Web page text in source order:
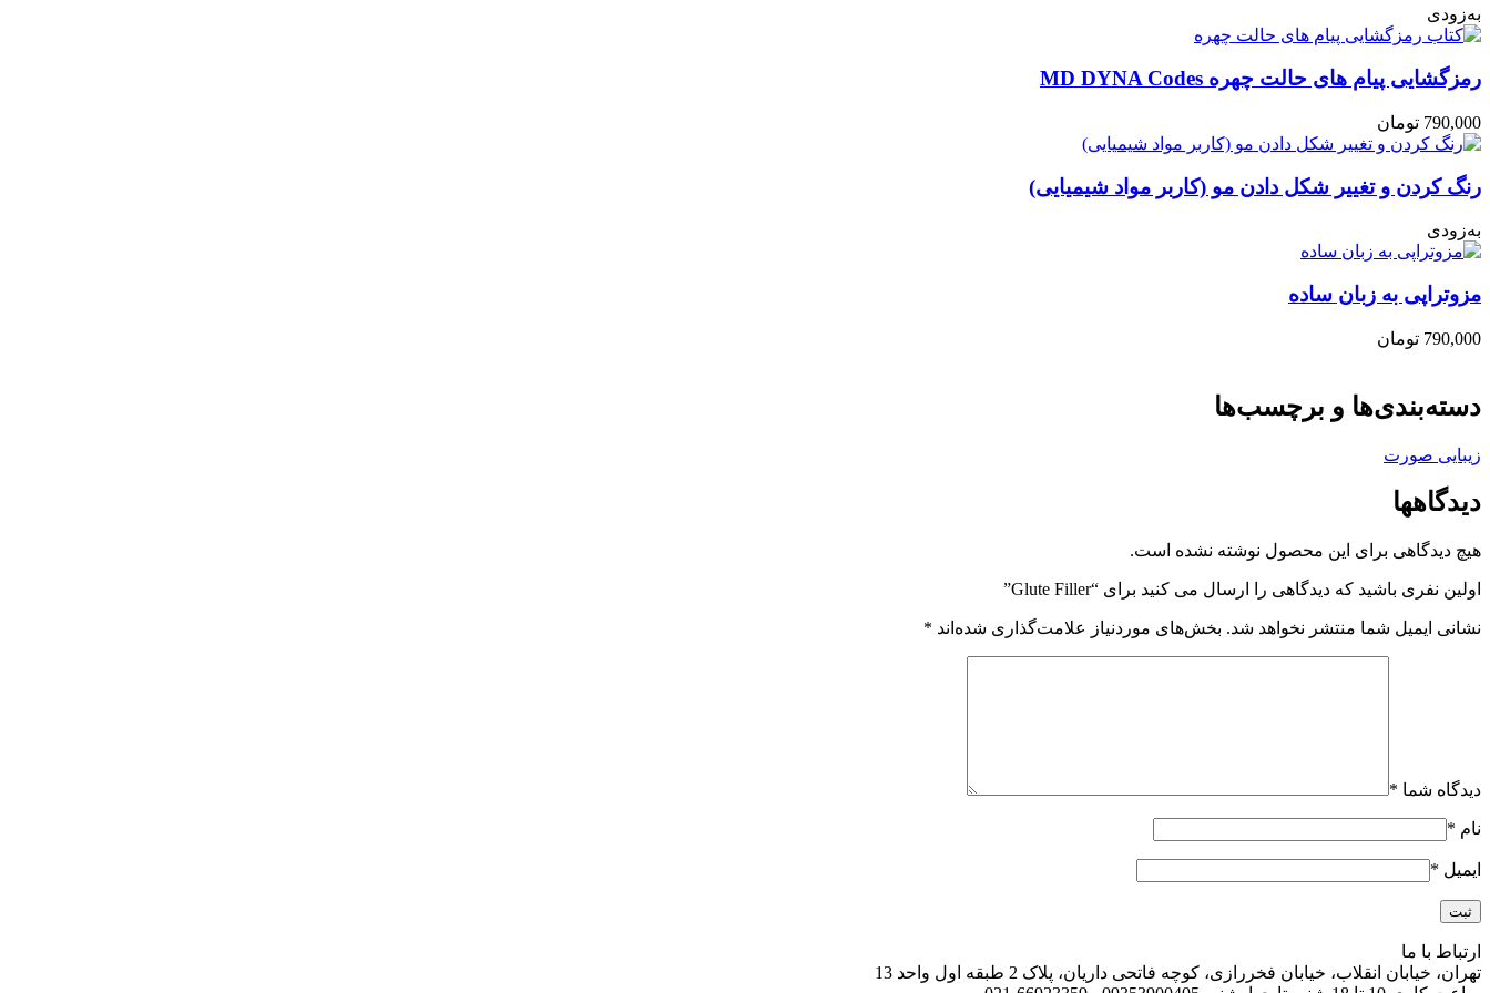
به‌زودی
رمزگشایی پیام های حالت چهره MD DYNA Codes
790,000 تومان
رنگ کردن و تغییر شکل دادن مو (کاربر مواد شیمیایی)
به‌زودی
مزوتراپی به زبان ساده
790,000 تومان
دسته‌بندی‌ها و برچسب‌ها
زیبایی صورت
دیدگاهها
هیچ دیدگاهی برای این محصول نوشته نشده است.
اولین نفری باشید که دیدگاهی را ارسال می کنید برای “Glute Filler”
نشانی ایمیل شما منتشر نخواهد شد. بخش‌های موردنیاز علامت‌گذاری شده‌اند *
دیدگاه شما *
نام *
ایمیل *
ارتباط با ما
تهران، خیابان انقلاب، خیابان فخررازی، کوچه فاتحی داریان، پلاک 2 طبقه اول واحد 13